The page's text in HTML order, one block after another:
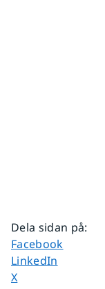
Dela sidan på:
Dela sidan på
Facebook
Dela sidan på
LinkedIn
Dela sidan på
X